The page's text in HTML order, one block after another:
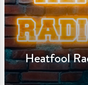
Heatfool